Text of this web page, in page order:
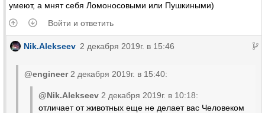
умеют, а мнят себя Ломоносовыми или Пушкиными)
Войти и ответить
Nik.Alekseev 2 декабря 2019г. в 15:46
@engineer 2 декабря 2019г. в 15:40:
@Nik.Alekseev 2 декабря 2019г. в 10:18:
отличает от животных еще не делает вас Человеком